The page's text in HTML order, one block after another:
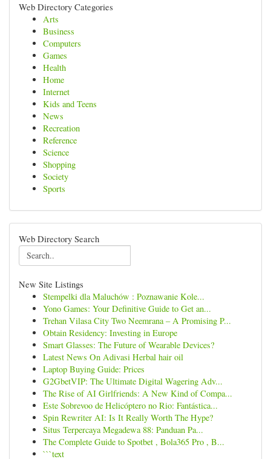
Web Directory Categories
Arts
Business
Computers
Games
Health
Home
Internet
Kids and Teens
News
Recreation
Reference
Science
Shopping
Society
Sports
Web Directory Search
New Site Listings
Stempelki dla Maluchów : Poznawanie Kole...
Yono Games: Your Definitive Guide to Get an...
Trehan Vilasa City Two Neemrana – A Promising P...
Obtain Residency: Investing in Europe
Smart Glasses: The Future of Wearable Devices?
Latest News On Adivasi Herbal hair oil
Laptop Buying Guide: Prices
G2GbetVIP: The Ultimate Digital Wagering Adv...
The Rise of AI Girlfriends: A New Kind of Compa...
Este Sobrevoo de Helicóptero no Rio: Fantástica...
Spin Rewriter AI: Is It Really Worth The Hype?
Situs Terpercaya Megadewa 88: Panduan Pa...
The Complete Guide to Spotbet , Bola365 Pro , B...
```text